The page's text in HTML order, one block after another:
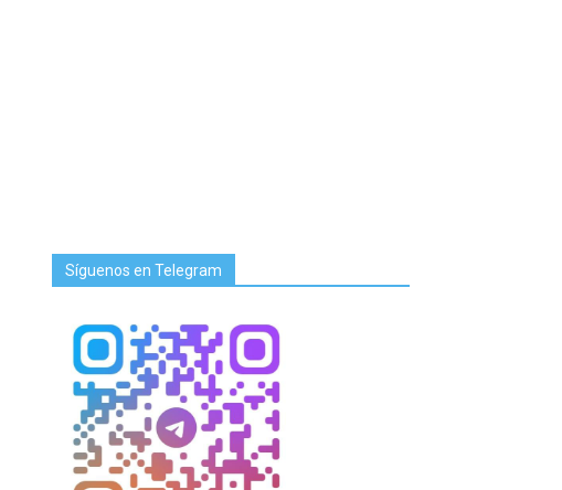
Síguenos en Telegram